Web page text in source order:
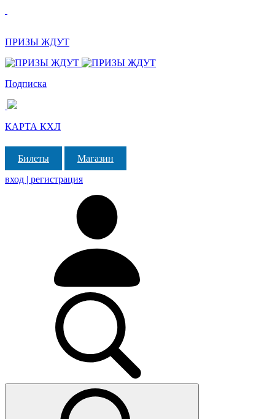
ПРИЗЫ ЖДУТ
Подписка
КАРТА КХЛ
Билеты
Магазин
вход | регистрация